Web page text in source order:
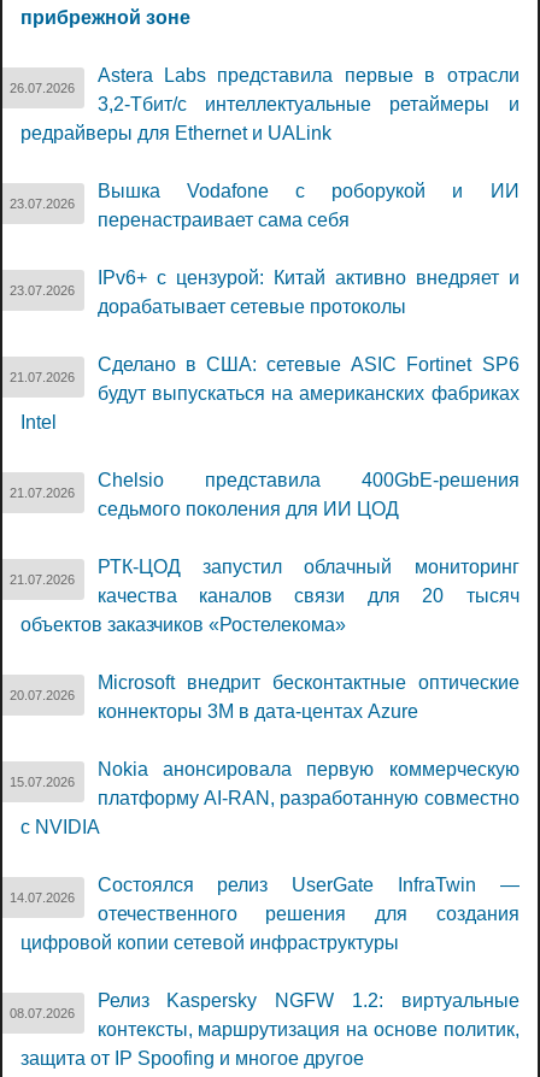
прибрежной зоне
26.07.2026
Astera Labs представила первые в отрасли
3,2-Тбит/с интеллектуальные ретаймеры и
редрайверы для Ethernet и UALink
23.07.2026
Вышка Vodafone с роборукой и ИИ
перенастраивает сама себя
23.07.2026
IPv6+ с цензурой: Китай активно внедряет и
дорабатывает сетевые протоколы
21.07.2026
Сделано в США: сетевые ASIC Fortinet SP6
будут выпускаться на американских фабриках
Intel
21.07.2026
Chelsio представила 400GbE-решения
седьмого поколения для ИИ ЦОД
21.07.2026
РТК-ЦОД запустил облачный мониторинг
качества каналов связи для 20 тысяч
объектов заказчиков «Ростелекома»
20.07.2026
Microsoft внедрит бесконтактные оптические
коннекторы 3M в дата-центах Azure
15.07.2026
Nokia анонсировала первую коммерческую
платформу AI-RAN, разработанную совместно
с NVIDIA
14.07.2026
Состоялся релиз UserGate InfraTwin —
отечественного решения для создания
цифровой копии сетевой инфраструктуры
08.07.2026
Релиз Kaspersky NGFW 1.2: виртуальные
контексты, маршрутизация на основе политик,
защита от IP Spoofing и многое другое